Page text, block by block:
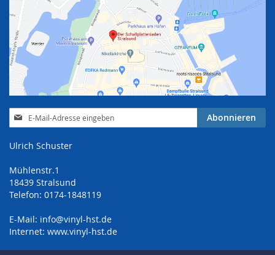
Anmeldung
zum
Abonnieren
Ulrich Schuster
Mühlenstr.1
18439 Stralsund
Telefon: 0174-1848119
E-Mail: info@vinyl-hst.de
Internet: www.vinyl-hst.de